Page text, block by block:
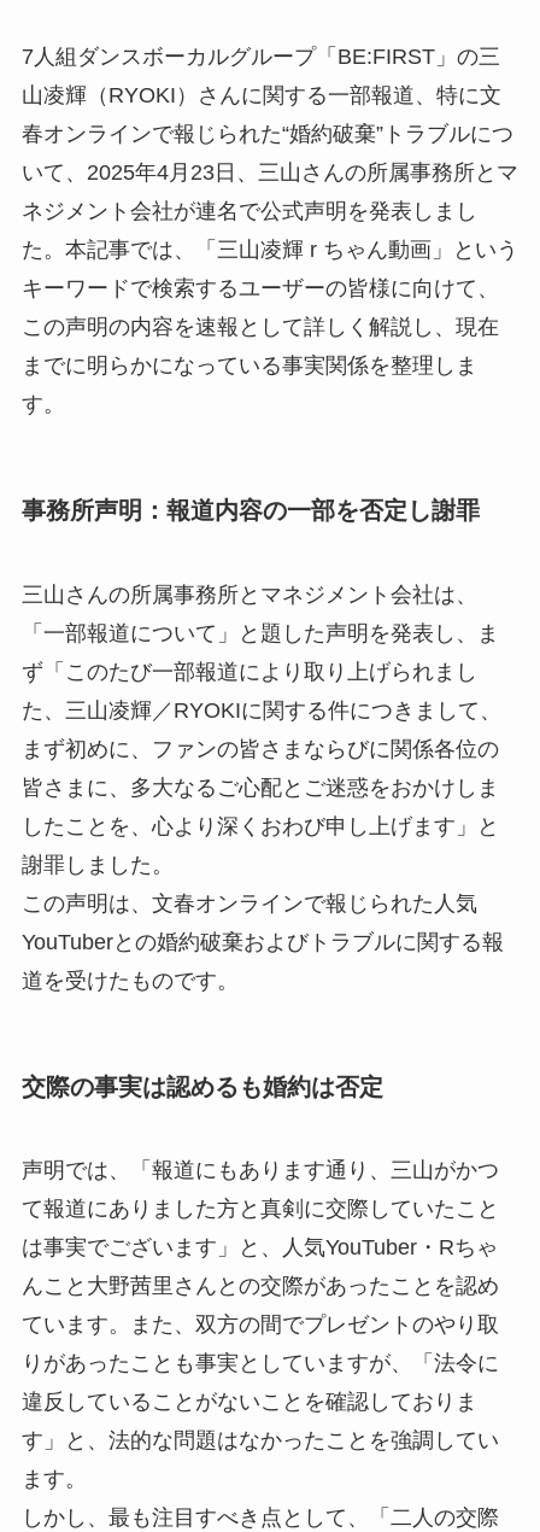
7人組ダンスボーカルグループ「BE:FIRST」の三
山凌輝（RYOKI）さんに関する一部報道、特に文
春オンラインで報じられた“婚約破棄”トラブルにつ
いて、2025年4月23日、三山さんの所属事務所とマ
ネジメント会社が連名で公式声明を発表しまし
た。本記事では、「三山凌輝 r ちゃん動画」という
キーワードで検索するユーザーの皆様に向けて、
この声明の内容を速報として詳しく解説し、現在
までに明らかになっている事実関係を整理しま
す。
事務所声明：報道内容の一部を否定し謝罪
三山さんの所属事務所とマネジメント会社は、
「一部報道について」と題した声明を発表し、ま
ず「このたび一部報道により取り上げられまし
た、三山凌輝／RYOKIに関する件につきまして、
まず初めに、ファンの皆さまならびに関係各位の
皆さまに、多大なるご心配とご迷惑をおかけしま
したことを、心より深くおわび申し上げます」と
謝罪しました。
この声明は、文春オンラインで報じられた人気
YouTuberとの婚約破棄およびトラブルに関する報
道を受けたものです。
交際の事実は認めるも婚約は否定
声明では、「報道にもあります通り、三山がかつ
て報道にありました方と真剣に交際していたこと
は事実でございます」と、人気YouTuber・Rちゃ
んこと大野茜里さんとの交際があったことを認め
ています。また、双方の間でプレゼントのやり取
りがあったことも事実としていますが、「法令に
違反していることがないことを確認しておりま
す」と、法的な問題はなかったことを強調してい
ます。
しかし、最も注目すべき点として、「二人の交際